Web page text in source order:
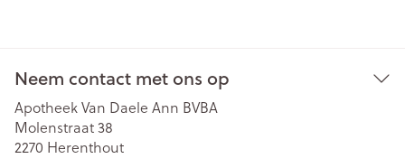
Neem contact met ons op
Apotheek Van Daele Ann BVBA
Molenstraat 38
2270 Herenthout